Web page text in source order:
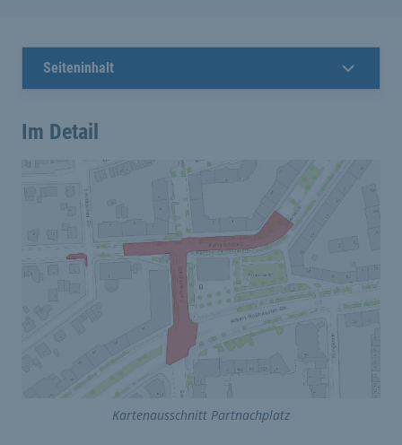
Seiteninhalt
Im Detail
Kartenausschnitt Partnachplatz